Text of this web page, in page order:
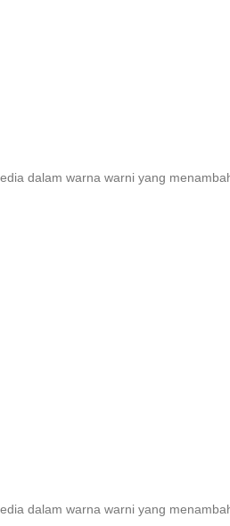
dalam warna warni yang
dalam warna warni yang